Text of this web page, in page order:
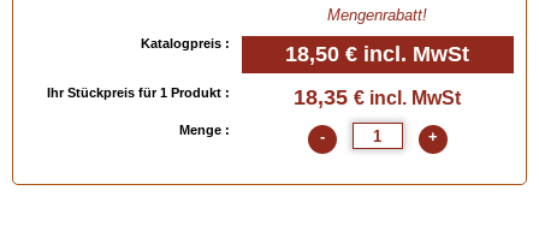
Mengenrabatt!
Katalogpreis : 18,50 € incl. MwSt
Ihr Stückpreis für 1 Produkt : 18,35 € incl. MwSt
Menge : - +